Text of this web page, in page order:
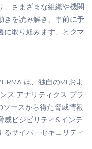
、さまざまな組織や機関
きを読み解き、事前に予
に取り組みます」とクマ
は、独自のMLおよ
ス アナリティクス プラ
ースから得た脅威情報
威ビジビリティ&インテ
るサイバーセキュリティ